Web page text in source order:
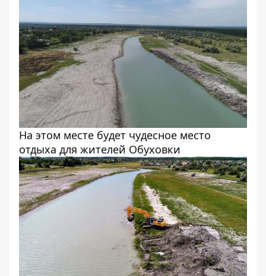
На этом месте будет чудесное место
отдыха для жителей Обуховки